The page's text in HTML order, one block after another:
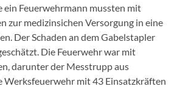
ein Feuerwehrmann mussten mit
zur medizinsichen Versorgung in eine
Der Schaden an dem Gabelstapler
Die Feuerwehr war mit
darunter der Messtrupp aus
Werksfeuerwehr mit 43 Einsatzkräften